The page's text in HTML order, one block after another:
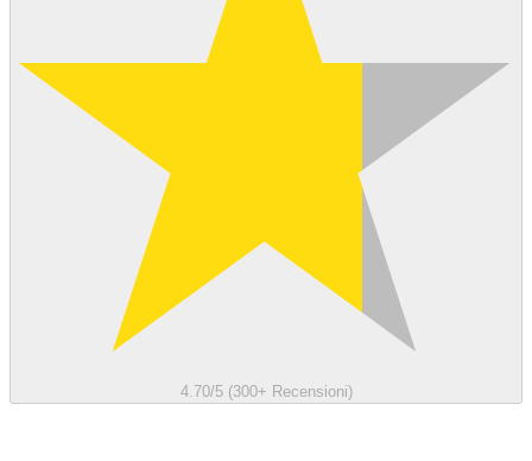
4.70/5 (300+ Recensioni)